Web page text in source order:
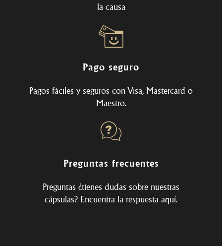
la causa
Pago seguro
Pagos fáciles y seguros con Visa, Mastercard o
Maestro.
Preguntas frecuentes
Preguntas ¿tienes dudas sobre nuestras
cápsulas? Encuentra la respuesta aquí.